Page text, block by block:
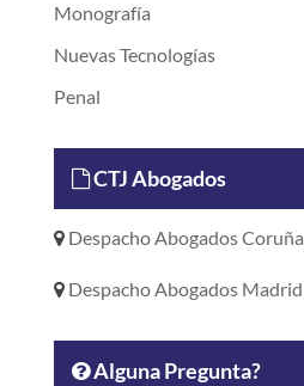
Monografía
Nuevas Tecnologías
Penal
CTJ Abogados
Despacho Abogados Coruña
Despacho Abogados Madrid
Alguna Pregunta?